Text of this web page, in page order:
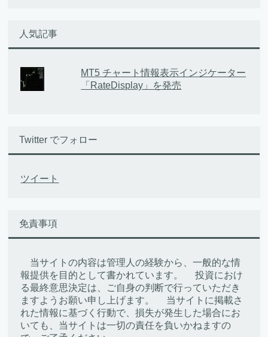
人気記事
MT5 チャート情報表示インジケーター
「RateDisplay」を発売
Twitter でフォロー
ツイート
免責事項
当サイトの内容は管理人の経験から、一般的な情
報提供を目的として書かれています。 投資におけ
る最終意思決定は、ご自身の判断で行っていただき
ますようお願い申し上げます。 当サイトに掲載さ
れた情報に基づく行動で、損失が発生した場合にお
いても、当サイトは一切の責任を負いかねますの